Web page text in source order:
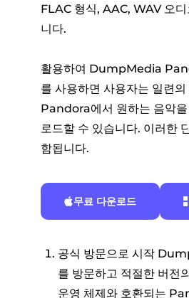
FLAC 형식, AAC, WAV 오
니다.
활용하여 DumpMedia
를 사용하면 사용자는 일련
Pandora에서 원하는 음악을
로드할 수 있습니다. 이러한
함됩니다.
무료 다운로드
공식 방문으로 시작
를 방문하고 적절한 버
운영 체제와 호환되는